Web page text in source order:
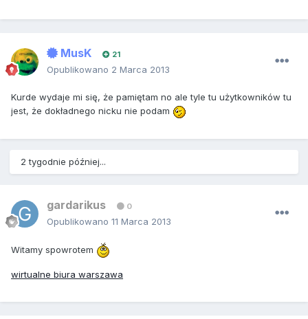
MusK 21
Opublikowano 2 Marca 2013
Kurde wydaje mi się, że pamiętam no ale tyle tu użytkowników tu
jest, że dokładnego nicku nie podam
2 tygodnie później...
gardarikus 0
Opublikowano 11 Marca 2013
Witamy spowrotem
wirtualne biura warszawa